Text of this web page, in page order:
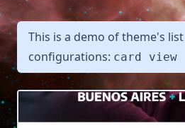
This is a demo of theme's list
configurations: card view